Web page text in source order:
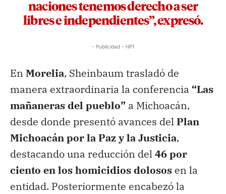
naciones tenemos derecho a ser
libres e independientes”, expresó.
- Publicidad - HP1
En Morelia, Sheinbaum trasladó de
manera extraordinaria la conferencia “Las
mañaneras del pueblo” a Michoacán,
desde donde presentó avances delPlan
Michoacán por la Paz y la Justicia,
destacando una reducción del46 por
ciento en los homicidios dolosos en la
entidad. Posteriormente encabezó la